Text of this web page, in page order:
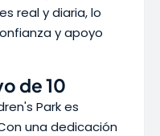
real y diaria, lo
y apoyo
de 10
Park es
una dedicación